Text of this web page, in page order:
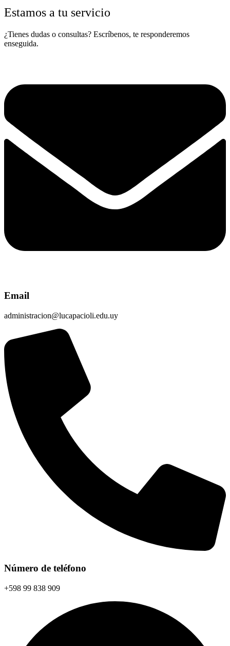
Estamos a tu servicio
¿Tienes dudas o consultas? Escríbenos, te responderemos
enseguida.
Email
administracion@lucapacioli.edu.uy
Número de teléfono
+598 99 838 909